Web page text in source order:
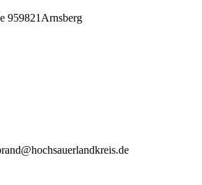
959821 Arnsberg